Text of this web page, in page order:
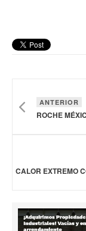
ANTERIOR